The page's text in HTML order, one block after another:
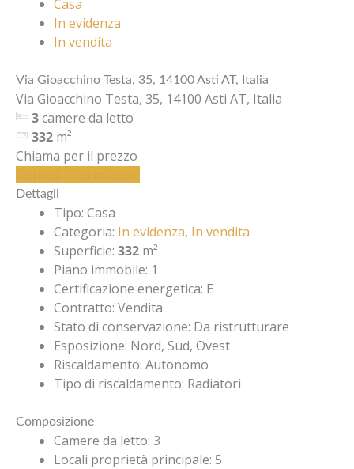
Casa
In evidenza
In vendita
Via Gioacchino Testa, 35, 14100 Asti AT, Italia
Via Gioacchino Testa, 35, 14100 Asti AT, Italia
3camere da letto
332 m²
Chiama per il prezzo
Dettagli
Tipo: Casa
Categoria: In evidenza, In vendita
Superficie: 332 m²
Piano immobile: 1
Certificazione energetica: E
Contratto: Vendita
Stato di conservazione: Da ristrutturare
Esposizione: Nord, Sud, Ovest
Riscaldamento: Autonomo
Tipo di riscaldamento: Radiatori
Composizione
Camere da letto: 3
Locali proprietà principale: 5